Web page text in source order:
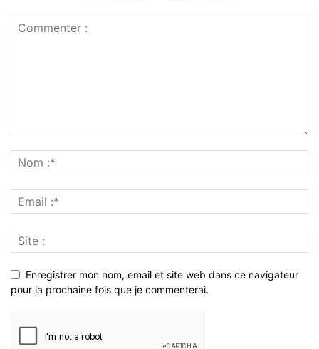
Enregistrer mon nom, email et site web dans ce navigateur
pour la prochaine fois que je commenterai.